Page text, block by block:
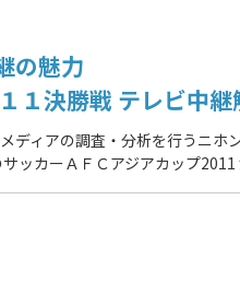
の魅力
１決勝戦 テレビ中
ディアの調査・分析を行うニ
ッカーＡＦＣアジアカップ